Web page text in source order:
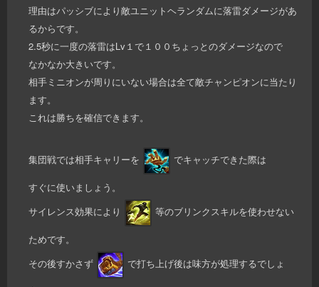
理由はパッシブにより敵ユニットヘランダムに落雷ダメージがあ
るからです。
2.5秒に一度の落雷はLv１で１００ちょっとのダメージなので
なかなか大きいです。
相手ミニオンが周りにいない場合は全て敵チャンピオンに当たり
ます。
これは勝ちを確信できます。
集団戦では相手キャリーを でキャッチできた際は
すぐに使いましょう。
サイレンス効果により
等のブリンクスキルを使わせない
ためです。
その後すかさず
で打ち上げ後は味方が処理するでしょ